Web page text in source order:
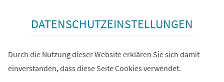
DATENSCHUTZEINSTELLUNGEN
Durch die Nutzung dieser Website erklären Sie sich damit
einverstanden, dass diese Seite Cookies verwendet.